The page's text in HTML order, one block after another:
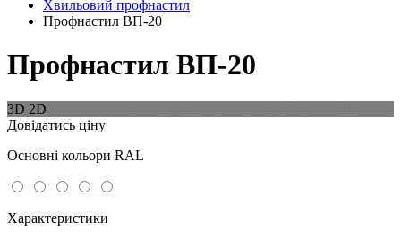
Хвильовий профнастил
Профнастил ВП-20
Профнастил ВП-20
3D 2D
Довідатись ціну
Основні кольори RAL
Характеристики